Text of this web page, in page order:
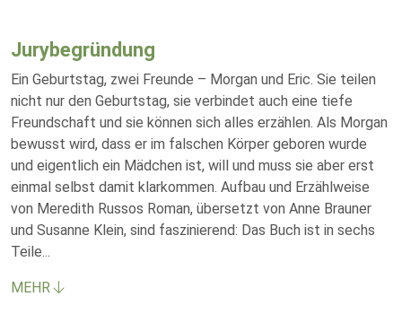
Jurybegründung
Ein Geburtstag, zwei Freunde – Morgan und Eric. Sie teilen
nicht nur den Geburtstag, sie verbindet auch eine tiefe
Freundschaft und sie können sich alles erzählen. Als Morgan
bewusst wird, dass er im falschen Körper geboren wurde
und eigentlich ein Mädchen ist, will und muss sie aber erst
einmal selbst damit klarkommen. Aufbau und Erzählweise
von Meredith Russos Roman, übersetzt von Anne Brauner
und Susanne Klein, sind faszinierend: Das Buch ist in sechs
Teile...
MEHR